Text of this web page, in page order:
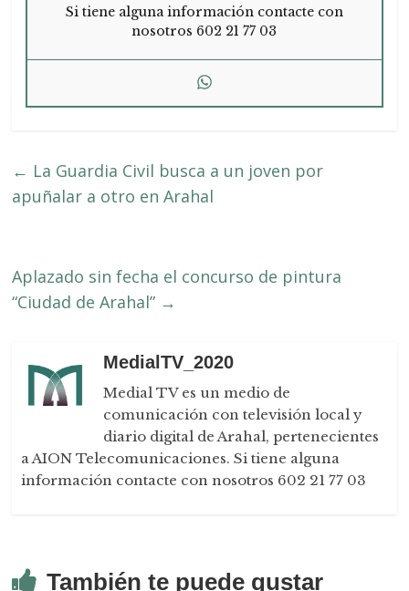
Si tiene alguna información contacte con
nosotros 602 21 77 03
← La Guardia Civil busca a un joven por
apuñalar a otro en Arahal
Aplazado sin fecha el concurso de pintura
“Ciudad de Arahal” →
MedialTV_2020
Medial TV es un medio de
comunicación con televisión local y
diario digital de Arahal, pertenecientes
a AION Telecomunicaciones. Si tiene alguna
información contacte con nosotros 602 21 77 03
También te puede gustar